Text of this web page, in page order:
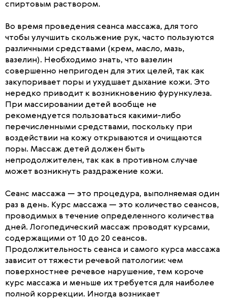
спиртовым раствором.
Во время проведения сеанса массажа, для того
чтобы улучшить скольжение рук, часто пользуются
различными средствами (крем, масло, мазь,
вазелин). Необходимо знать, что вазелин
совершенно непригоден для этих целей, так как
закупоривает поры и ухудшает дыхание кожи. Это
нередко приводит к возникновению фурункулеза.
При массировании детей вообще не
рекомендуется пользоваться какими-либо
перечисленными средствами, поскольку при
воздействии на кожу открываются и очищаются
поры. Массаж детей должен быть
непродолжителен, так как в противном случае
может возникнуть раздражение кожи.
Сеанс массажа — это процедура, выполняемая один
раз в день. Курс массажа — это количество сеансов,
проводимых в течение определенного количества
дней. Логопедический массаж проводят курсами,
содержащими от 10 до 20 сеансов.
Продолжительность сеанса и самого курса массажа
зависит от тяжести речевой патологии: чем
поверхностнее речевое нарушение, тем короче
курс массажа и меньше их требуется для наиболее
полной коррекции. Иногда возникает